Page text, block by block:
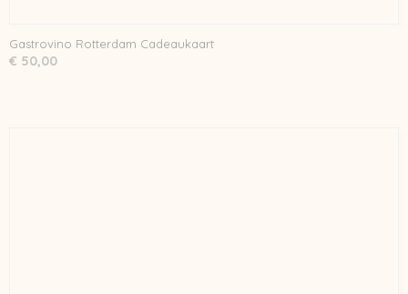
Gastrovino Rotterdam Cadeaukaart
€ 50,00